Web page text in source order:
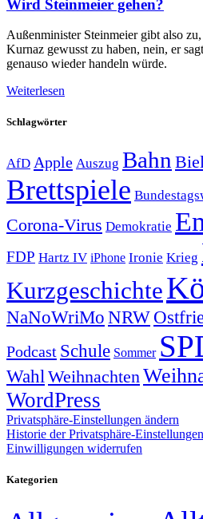
Wird Steinmeier gehen?
Außenminister Steinmeier gibt also
Kurnaz gewusst zu haben, nein, er
genauso wieder handeln würde.
Weiterlesen
Schlagwörter
AfD Apple Auszug Bahn
Brettspiele
Corona-Virus Demokratie
FDP Hartz IV iPhone Ironie Krieg
Kurzgeschichte
NaNoWriMo NRW
Podcast Schule Sommer
Wahl Weihnachten
WordPress
Privatsphäre-Einstellungen ändern
Historie der Privatsphäre-Einstellungen
Einwilligungen widerrufen
Kategorien